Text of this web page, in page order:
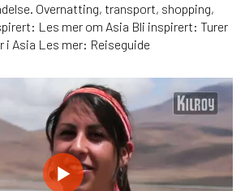
Overnatting, transport, shopping,
Les mer om Asia Bli inspirert: Turer
i Asia Les mer: Reiseguide